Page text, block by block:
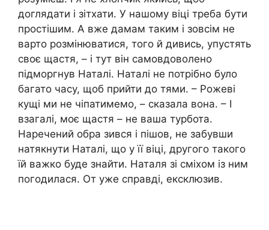
доглядати і зітхати. У нашому віці треба бути
простішим. А вже дамам таким і зовсім не
варто розмінюватися, того й дивись, упустять
своє щастя, – і тут він самовдоволено
підморгнув Наталі. Наталі не потрібно було
багато часу, щоб прийти до тями. – Рожеві
кущі ми не чіпатимемо, – сказала вона. – І
взагалі, моє щастя – не ваша турбота.
Наречений обра зився і пішов, не забувши
натякнути Наталі, що у її віці, другого такого
їй важко буде знайти. Наталя зі сміхом із ним
погодилася. От уже справді, ексклюзив.